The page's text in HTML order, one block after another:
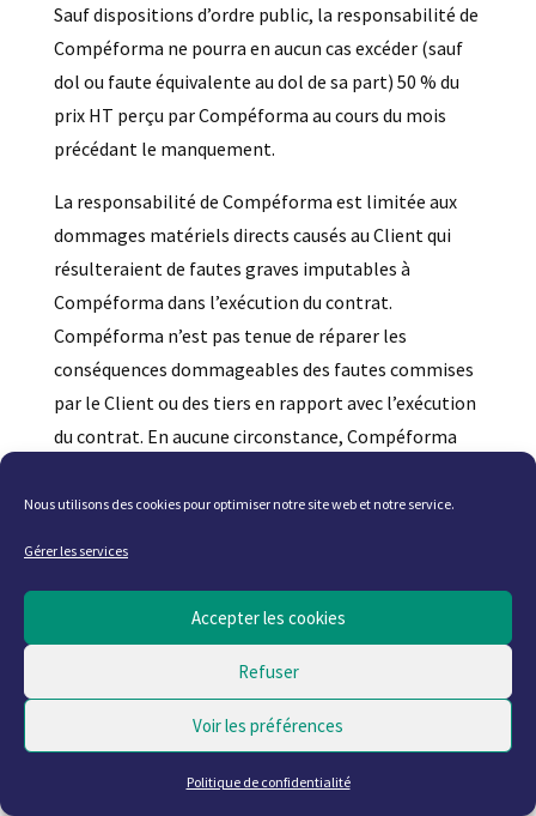
Nous utilisons des cookies pour optimiser notre site web et notre service.
Gérer les services
Accepter les cookies
Refuser
Voir les préférences
Politique de confidentialité
Sauf dispositions d’ordre public, la responsabilité de
Compéforma ne pourra en aucun cas excéder (sauf
dol ou faute équivalente au dol de sa part) 50 % du
prix HT perçu par Compéforma au cours du mois
précédant le manquement.
La responsabilité de Compéforma est limitée aux
dommages matériels directs causés au Client qui
résulteraient de fautes graves imputables à
Compéforma dans l’exécution du contrat.
Compéforma n’est pas tenue de réparer les
conséquences dommageables des fautes commises
par le Client ou des tiers en rapport avec l’exécution
du contrat. En aucune circonstance, Compéforma
dommages immatériels, directs ou indirects, tels
Le créancier de l’obligation inexécutée devra
En conséquence, le Client agissant tant en son
propre nom qu’en celui de ses assureurs, renonce à